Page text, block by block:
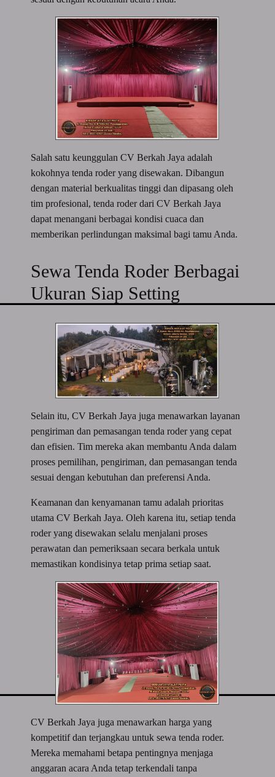
Salah satu keunggulan CV Berkah Jaya adalah
kokohnya tenda roder yang disewakan. Dibangun
dengan material berkualitas tinggi dan dipasang oleh
tim profesional, tenda roder dari CV Berkah Jaya
dapat menangani berbagai kondisi cuaca dan
memberikan perlindungan maksimal bagi tamu Anda.
Sewa Tenda Roder Berbagai
Ukuran Siap Setting
Selain itu, CV Berkah Jaya juga menawarkan layanan
pengiriman dan pemasangan tenda roder yang cepat
dan efisien. Tim mereka akan membantu Anda dalam
proses pemilihan, pengiriman, dan pemasangan tenda
sesuai dengan kebutuhan dan preferensi Anda.
Keamanan dan kenyamanan tamu adalah prioritas
utama CV Berkah Jaya. Oleh karena itu, setiap tenda
roder yang disewakan selalu menjalani proses
perawatan dan pemeriksaan secara berkala untuk
memastikan kondisinya tetap prima setiap saat.
CV Berkah Jaya juga menawarkan harga yang
kompetitif dan terjangkau untuk sewa tenda roder.
Mereka memahami betapa pentingnya menjaga
anggaran acara Anda tetap terkendali tanpa